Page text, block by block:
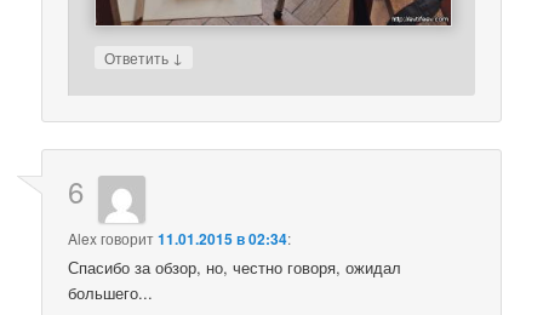
Ответить ↓
6
Alexговорит11.01.2015 в 02:34:
Спасибо за обзор, но, честно говоря, ожидал
большего...